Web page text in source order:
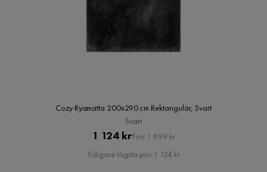
Cozy Ryamatta 200x290 cm Rektangulär, Svart
Svart
Pris
1 124 krOriginal
Pris
Förr 1 899 kr
Tidigare lägsta pris 1 124 kr